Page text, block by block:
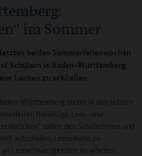
im Sommer
beiden Sommerferienwochen
Schülern in Baden-Württemberg
Lücken zu schließen.
Württemberg bietet in den letzten
freiwillige Lern- und
sollen den Schülerinnen und
aufzuholen, Lerninhalte zu
Lernschwierigkeiten zu arbeiten.